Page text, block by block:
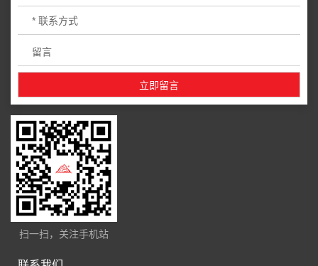
扫一扫，关注手机站